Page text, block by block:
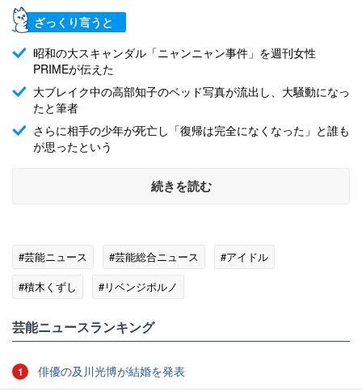
ざっくり言うと
昭和の大スキャンダル「ニャンニャン事件」を週刊女性
PRIMEが伝えた
大ブレイク中の高部知子のベッド写真が流出し、大騒動になっ
たと筆者
さらに相手の少年が死亡し「復帰は完全になくなった」と誰も
が思ったという
続きを読む
#芸能ニュース #芸能総合ニュース
#アイドル
#積木くずし
#リベンジポルノ
芸能ニュースランキング
1 俳優の及川光博が結婚を発表